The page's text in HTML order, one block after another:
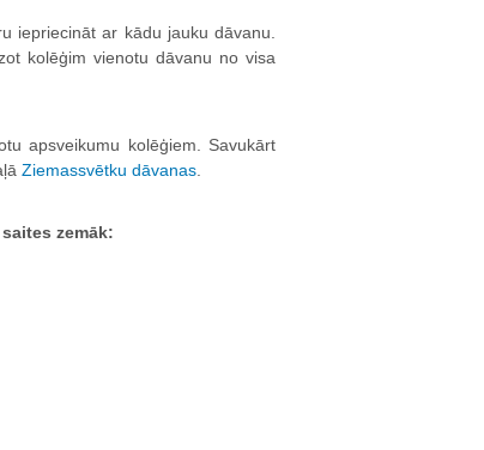
iepriecināt ar kādu jauku dāvanu.
kolēģim vienotu dāvanu no visa
apsveikumu kolēģiem. Savukārt
Ziemassvētku dāvanas.
zemāk: